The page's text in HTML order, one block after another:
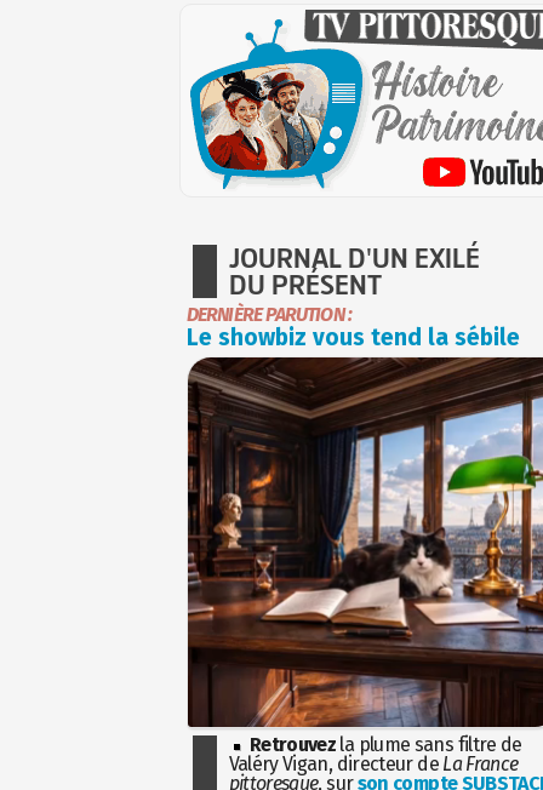
JOURNAL D'UN EXILÉ
DU PRÉSENT
DERNIÈRE PARUTION :
Le showbiz vous tend la sébile
Retrouvez la plume sans filtre de
Valéry Vigan, directeur de La France
pittoresque, surson compte